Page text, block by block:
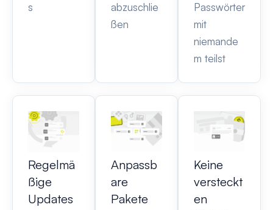
s
abzuschlie
ßen
Passwörter
mit
niemande
m teilst
Regelmä
ßige
Updates
Anpassb
are
Pakete
Keine
versteckt
en